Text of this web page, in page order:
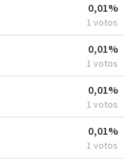
0,01%
1 votos
0,01%
1 votos
0,01%
1 votos
0,01%
1 votos